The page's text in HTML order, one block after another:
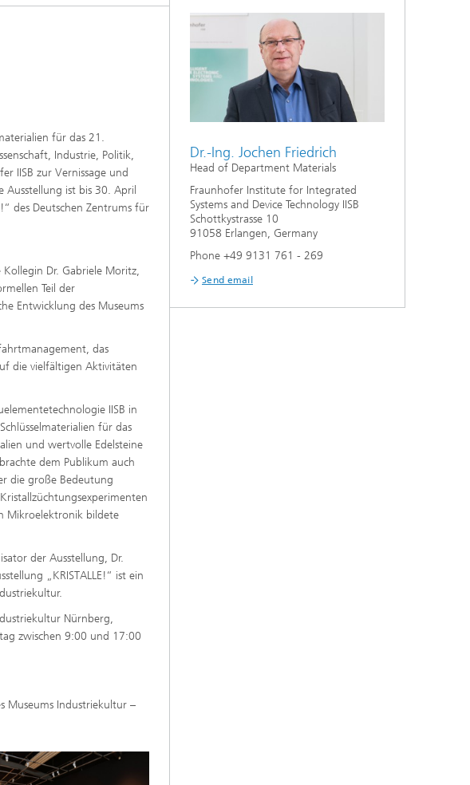
für das 21.
Industrie, Politik,
IISB zur Vernissage und
ist bis 30. April
des Deutschen Zentrums für
Dr. Gabriele Moritz,
Teil der
Entwicklung des Museums
das
die vielfältigen Aktivitäten
IISB in
für das
und wertvolle Edelsteine
dem Publikum auch
die große Bedeutung
Mikroelektronik bildete
der Ausstellung, Dr.
„KRISTALLE!“ ist ein
Nürnberg,
zwischen 9:00 und 17:00
Museums Industriekultur –
Dr.-Ing. Jochen Friedrich
Head of Department Materials
Fraunhofer Institute for Integrated
Systems and Device Technology IISB
Schottkystrasse 10
91058 Erlangen, Germany
Phone +49 9131 761 - 269
Send email